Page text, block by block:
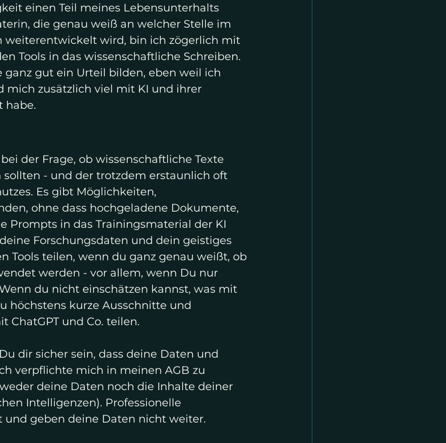
einen Teil meines Lebensunterhalts
die genau weiß an welcher Stelle im
weiterentwickelt wird, bin ich zögerlich mit
Tools in das wissenschaftliche Schreiben.
gut ein Urteil bilden, eben weil ich
mich zusätzlich viel mit KI und ihrer
habe.
der Frage, ob wissenschaftliche Texte
- und der trotzdem erstaunlich oft
Es gibt Möglichkeiten,
ohne dass hochgeladene Dokumente,
Prompts in das Trainingsmaterial der KI
Forschungsdaten und dein geistiges
Tools teilen, wenn du ganz genau weißt, ob
werden - vor allem, wenn Du nur
du nicht einschätzen kannst, was mit
höchstens kurze Ausschnitte und
ChatGPT und Co. teilen.
dir sicher sein, dass deine Daten und
verpflichte mich in meinen AGB zu
deine Daten noch die Inhalte deiner
Intelligenzen). Professionelle
geben deine Daten nicht weiter.